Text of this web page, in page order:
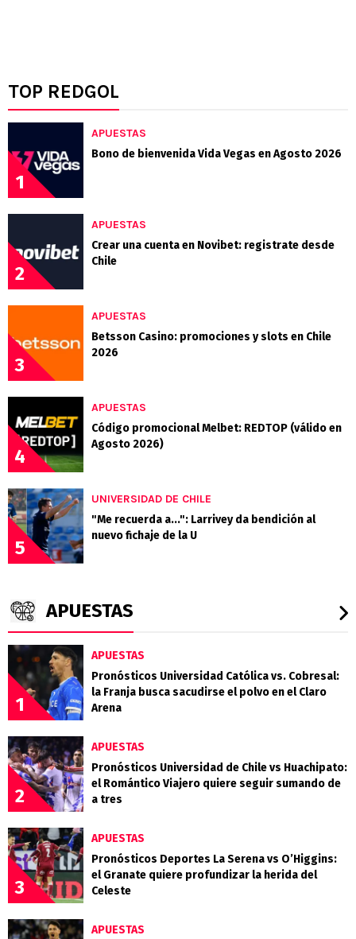
TOP REDGOL
1
APUESTAS
Bono de bienvenida Vida Vegas en Agosto 2026
2
APUESTAS
Crear una cuenta en Novibet: registrate desde
Chile
3
APUESTAS
Betsson Casino: promociones y slots en Chile
2026
4
APUESTAS
Código promocional Melbet: REDTOP (válido en
Agosto 2026)
5
UNIVERSIDAD DE CHILE
"Me recuerda a...": Larrivey da bendición al
nuevo fichaje de la U
APUESTAS
1
APUESTAS
Pronósticos Universidad Católica vs. Cobresal:
la Franja busca sacudirse el polvo en el Claro
Arena
2
APUESTAS
Pronósticos Universidad de Chile vs Huachipato:
el Romántico Viajero quiere seguir sumando de
a tres
3
APUESTAS
Pronósticos Deportes La Serena vs O’Higgins:
el Granate quiere profundizar la herida del
Celeste
APUESTAS